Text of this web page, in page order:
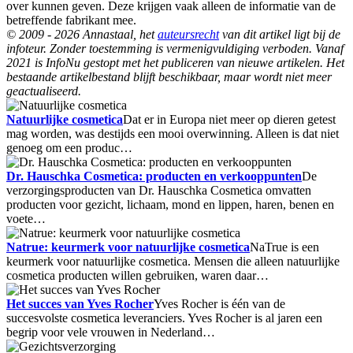
over kunnen geven. Deze krijgen vaak alleen de informatie van de
betreffende fabrikant mee.
© 2009 - 2026 Annastaal, hetauteursrechtvan dit artikel ligt bij de
infoteur. Zonder toestemming is vermenigvuldiging verboden. Vanaf
2021 is InfoNu gestopt met het publiceren van nieuwe artikelen. Het
bestaande artikelbestand blijft beschikbaar, maar wordt niet meer
geactualiseerd.
Natuurlijke cosmeticaDat er in Europa niet meer op dieren getest
mag worden, was destijds een mooi overwinning. Alleen is dat niet
genoeg om een produc…
Dr. Hauschka Cosmetica: producten en verkooppuntenDe
verzorgingsproducten van Dr. Hauschka Cosmetica omvatten
producten voor gezicht, lichaam, mond en lippen, haren, benen en
voete…
Natrue: keurmerk voor natuurlijke cosmeticaNaTrue is een
keurmerk voor natuurlijke cosmetica. Mensen die alleen natuurlijke
cosmetica producten willen gebruiken, waren daar…
Het succes van Yves RocherYves Rocher is één van de
succesvolste cosmetica leveranciers. Yves Rocher is al jaren een
begrip voor vele vrouwen in Nederland…